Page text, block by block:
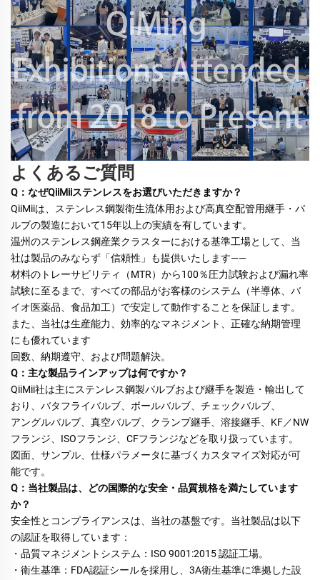
よくあるご質問
Q：なぜQiiMiiステンレスをお選びいただきますか？
QiiMiiは、ステンレス鋼製衛生流体用および高真空配管用継手・バ
ルブの製造において15年以上の実績を有しています。
温州のステンレス鋼産業クラスターにおける基準工場として、当
社は製品のみならず「信頼性」も提供いたします——
材料のトレーサビリティ（MTR）から100％圧力試験および漏れ率
試験に至るまで、すべての部品がお客様のシステム（半導体、バ
イオ医薬品、食品加工）で安定して動作することを保証します。
また、当社は生産能力、効率的なマネジメント、正確な納期管理
にも優れています
回数、納期遵守、および問題解決。
Q：主な製品ラインアップは何ですか？
QiiMii社は主にステンレス鋼製バルブおよび継手を製造・輸出して
おり、バタフライバルブ、ボールバルブ、チェックバルブ、
アングルバルブ、真空バルブ、クランプ継手、溶接継手、KF／NW
フランジ、ISOフランジ、CFフランジなどを取り扱っています。
図面、サンプル、仕様パラメータに基づくカスタマイズ対応が可
能です。
Q：当社製品は、どの国際的な安全・品質規格を満たしています
か？
安全性とコンプライアンスは、当社の基盤です。当社製品は以下
の認証を取得しています：
・品質マネジメントシステム：ISO 9001:2015 認証工場。
・衛生基準：FDA認証シールを採用し、3A衛生基準に準拠した設